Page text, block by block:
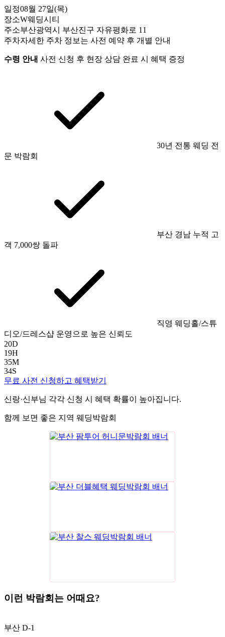
일정08월 27일(목)
장소W웨딩시티
주소부산광역시 부산진구 자유평화로 11
주차자세한 주차 정보는 사전 예약 후 개별 안내
수령 안내 사전 신청 후 현장 상담 완료 시 혜택 증정
30년 전통 웨딩 전
문 박람회
부산 경남 누적 고
객 7,000쌍 돌파
직영 웨딩홀/스튜
디오/드레스샵 운영으로 높은 신뢰도
20D
19H
35M
33S
무료 사전 신청하고 혜택받기
신랑·신부님 각각 신청 시 혜택 확률이 높아집니다.
함께 보면 좋은 지역 웨딩박람회
이런 박람회는 어때요?
부산 D-1